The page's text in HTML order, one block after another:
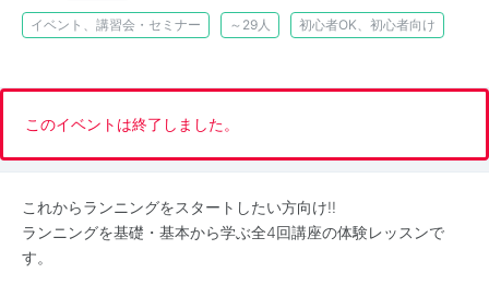
イベント、講習会・セミナー ～29人 初心者OK、初心者向け
このイベントは終了しました。
これからランニングをスタートしたい方向け!!
ランニングを基礎・基本から学ぶ全4回講座の体験レッスンで
す。